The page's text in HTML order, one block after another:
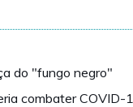
do "fungo negro"
combater COVID-